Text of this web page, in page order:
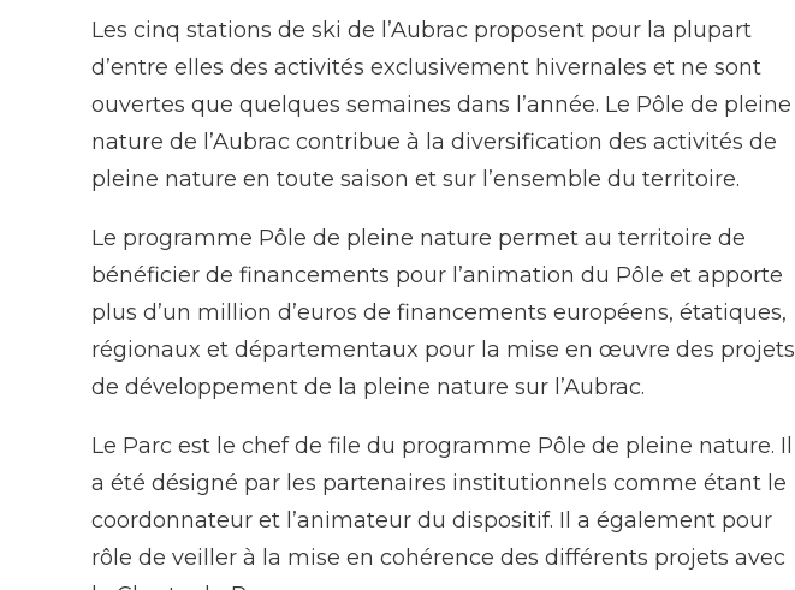
Les cinq stations de ski de l’Aubrac proposent pour la plupart
d’entre elles des activités exclusivement hivernales et ne sont
ouvertes que quelques semaines dans l’année. Le Pôle de pleine
nature de l’Aubrac contribue à la diversification des activités de
pleine nature en toute saison et sur l’ensemble du territoire.
Le programme Pôle de pleine nature permet au territoire de
bénéficier de financements pour l’animation du Pôle et apporte
plus d’un million d’euros de financements européens, étatiques,
régionaux et départementaux pour la mise en œuvre des projets
de développement de la pleine nature sur l’Aubrac.
Le Parc est le chef de file du programme Pôle de pleine nature. Il
a été désigné par les partenaires institutionnels comme étant le
coordonnateur et l’animateur du dispositif. Il a également pour
rôle de veiller à la mise en cohérence des différents projets avec